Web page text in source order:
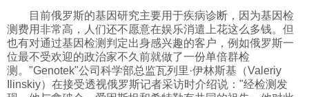
目前俄罗斯的基因研究主要用于疾病诊断，因为基因检
测费用非常高，人们还不愿意在娱乐消遣上花这么多钱。但
也有对通过基因检测判定出身感兴趣的客户，例如俄罗斯一
位最不受欢迎的政治家不久前就做了一份单倍群检
测。"Genotek"公司科学部总监瓦列里·伊林斯基（Valeriy
Ilinskiy）在接受透视俄罗斯记者采访时介绍说："经检测发